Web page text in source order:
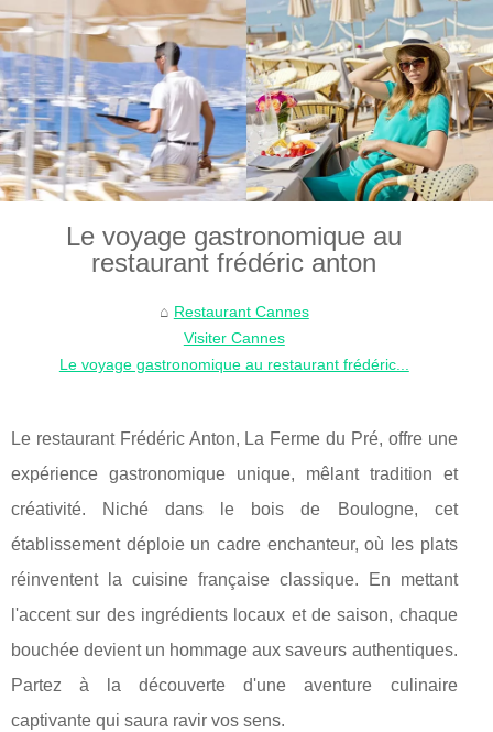
Le voyage gastronomique au
restaurant frédéric anton
Restaurant Cannes
Visiter Cannes
Le voyage gastronomique au restaurant frédéric...
Le restaurant Frédéric Anton, La Ferme du Pré, offre une
expérience gastronomique unique, mêlant tradition et
créativité. Niché dans le bois de Boulogne, cet
établissement déploie un cadre enchanteur, où les plats
réinventent la cuisine française classique. En mettant
l'accent sur des ingrédients locaux et de saison, chaque
bouchée devient un hommage aux saveurs authentiques.
Partez à la découverte d'une aventure culinaire
captivante qui saura ravir vos sens.